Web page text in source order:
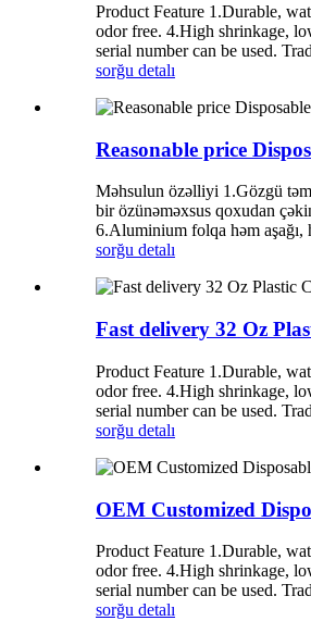
Product Feature 1.Durable,
odor free. 4.High shrinkage,
serial number can be used.
sorğu detalı
Reasonable price
Məhsulun özəlliyi 1.Gözgü
bir özünəməxsus qoxudan
6.Aluminium folqa həm aşağı,
sorğu detalı
Fast delivery 32 Oz
Product Feature 1.Durable,
odor free. 4.High shrinkage,
serial number can be used.
sorğu detalı
OEM Customized
Product Feature 1.Durable,
odor free. 4.High shrinkage,
serial number can be used.
sorğu detalı